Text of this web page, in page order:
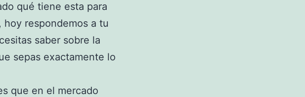
qué tiene esta para
respondemos a tu
saber sobre la
sepas exactamente lo
que en el mercado